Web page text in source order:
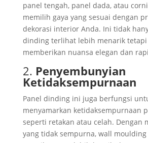
panel tengah, panel dada, atau
memilih gaya yang sesuai dengan
dekorasi interior Anda. Ini tidak
dinding terlihat lebih menarik tetapi
memberikan nuansa elegan dan
2. Penyembunyian
Ketidaksempurnaan
Panel dinding ini juga berfungsi
menyamarkan ketidaksempurnaan
seperti retakan atau celah. Dengan
yang tidak sempurna, wall